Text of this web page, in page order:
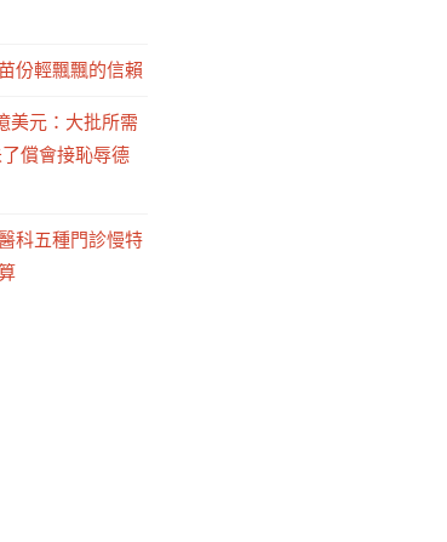
份輕飄飄的信賴
美元：大批所需
償會接恥辱德
科五種門診慢特